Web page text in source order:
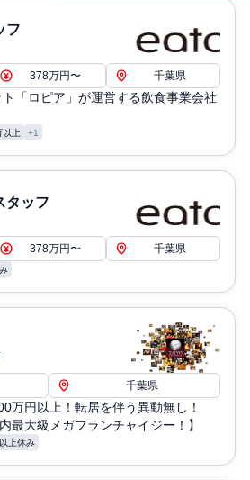
フ
378万円〜 千葉県
「ロピア」が運営する飲食事業会社
以上 +1
タッフ
378万円〜 千葉県
千葉県
万円以上！転居を伴う異動無し！
最大級メガフランチャイジー！】
上休み